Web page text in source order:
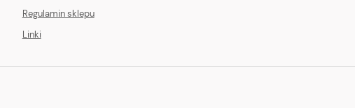
Regulamin sklepu
Linki